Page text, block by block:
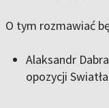
O tym rozmawiać
Alaksandr
opozycji